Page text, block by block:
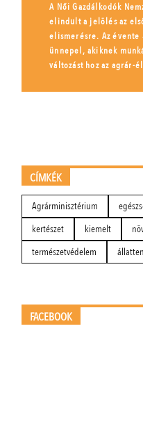
A Női Gazdálkodók
elindult a jelölés az
elismerésre. Az
ünnepel, akiknek
változást hoz az agrár-
CÍMKÉK
Agrárminisztérium
kertészet
kiemelt
természetvédelem
FACEBOOK